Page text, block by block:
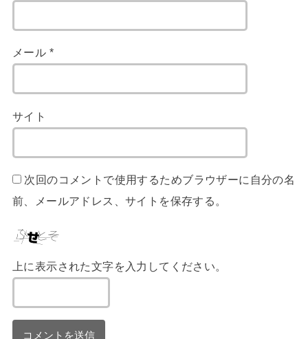
メール *
サイト
次回のコメントで使用するためブラウザーに自分の名
前、メールアドレス、サイトを保存する。
上に表示された文字を入力してください。